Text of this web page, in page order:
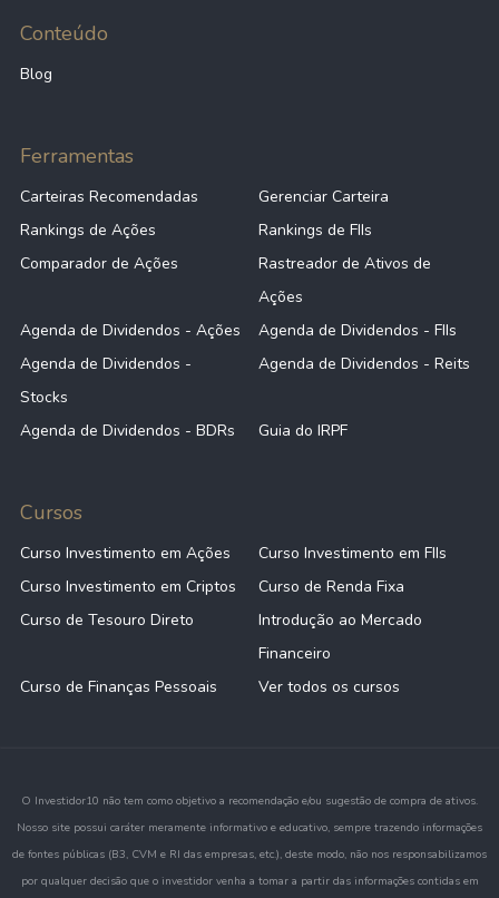
Conteúdo
Blog
Ferramentas
Carteiras Recomendadas
Gerenciar Carteira
Rankings de Ações
Rankings de FIIs
Comparador de Ações
Rastreador de Ativos de
Ações
Agenda de Dividendos - Ações
Agenda de Dividendos - FIIs
Agenda de Dividendos -
Stocks
Agenda de Dividendos - Reits
Agenda de Dividendos - BDRs Guia do IRPF
Cursos
Curso Investimento em Ações
Curso Investimento em FIIs
Curso Investimento em Criptos
Curso de Renda Fixa
Curso de Tesouro Direto
Introdução ao Mercado
Financeiro
Curso de Finanças Pessoais
Ver todos os cursos
O Investidor10 não tem como objetivo a recomendação e/ou sugestão de compra de ativos.
Nosso site possui caráter meramente informativo e educativo, sempre trazendo informações
de fontes públicas (B3, CVM e RI das empresas, etc.), deste modo, não nos responsabilizamos
por qualquer decisão que o investidor venha a tomar a partir das informações contidas em